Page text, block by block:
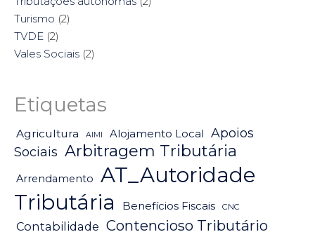
Turismo (2)
TVDE (2)
Vales Sociais (2)
Etiquetas
Agricultura AIMI Alojamento Local
Apoios
Sociais Arbitragem Tributária
Arrendamento
AT_Autoridade
Tributária
Benefícios Fiscais CNC
Contabilidade Contencioso Tributário